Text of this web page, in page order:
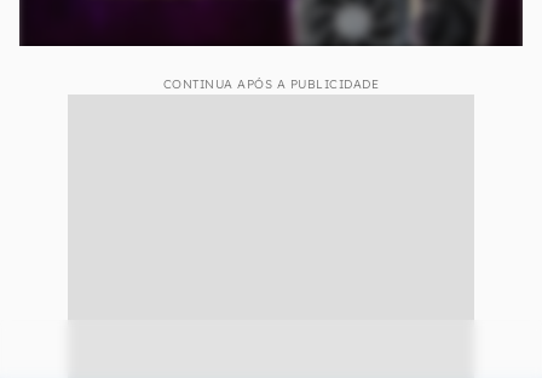
CONTINUA APÓS A PUBLICIDADE